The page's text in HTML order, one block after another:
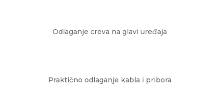
Odlaganje creva na glavi uređaja
Praktično odlaganje kabla i pribora